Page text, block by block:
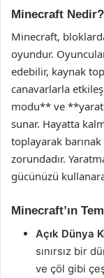
Minecraft Nedir?
Minecraft,
oyundur.
edebilir, kaynak
canavarlarla
modu** ve
sunar. Hayatta
toplayarak
zorundadır.
gücünüzü
Minecraft’ın
Açık Dünya
sınırsız bir
ve çöl gibi